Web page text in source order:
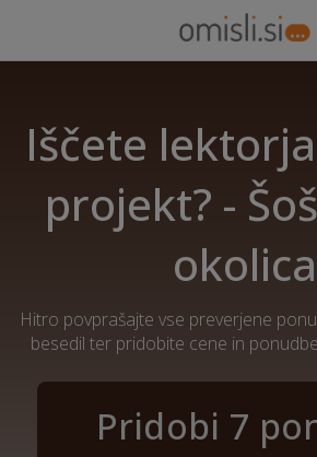
Iščete
projekt? -
okolica
Hitro povprašajte vse preverjene
besedil ter pridobite cene in
Pridobi 7